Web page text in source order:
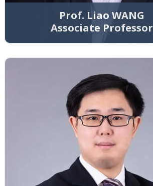
Prof. Liao WANG
Associate Professor